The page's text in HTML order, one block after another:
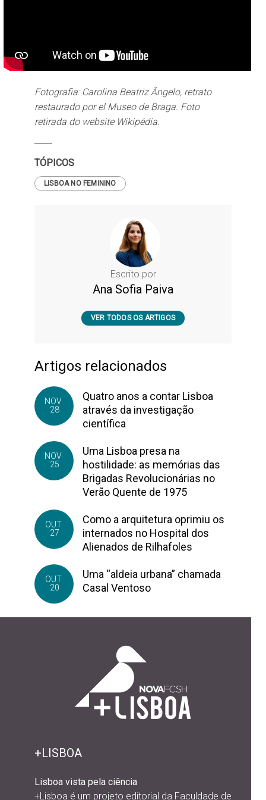
Fotografia: Carolina Beatriz Ângelo, retrato
restaurado por el Museo de Braga. Foto
retirada do website Wikipédia.
TÓPICOS
LISBOA NO FEMININO
Escrito por
Ana Sofia Paiva
VER TODOS OS ARTIGOS
Artigos relacionados
NOV
28
Quatro anos a contar Lisboa
através da investigação
científica
NOV
25
Uma Lisboa presa na
hostilidade: as memórias das
Brigadas Revolucionárias no
Verão Quente de 1975
OUT
27
Como a arquitetura oprimiu os
internados no Hospital dos
Alienados de Rilhafoles
OUT
20
Uma “aldeia urbana” chamada
Casal Ventoso
+LISBOA
Lisboa vista pela ciência
+Lisboa é um projeto editorial da Faculdade de